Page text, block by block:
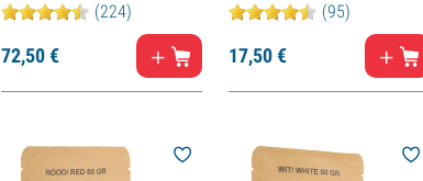
(224)
72,50€
(95)
17,50€